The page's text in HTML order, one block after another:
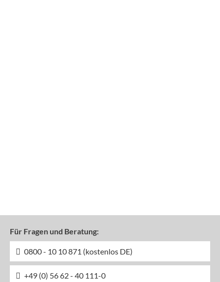
Für Fragen und Beratung:
0800 - 10 10 871 (kostenlos DE)
+49 (0) 56 62 - 40 111-0